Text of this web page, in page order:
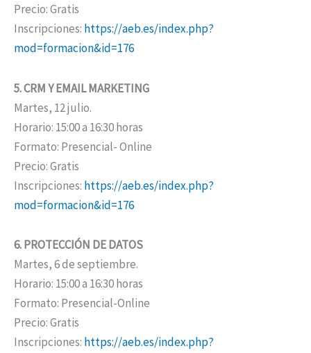
Precio: Gratis
Inscripciones: https://aeb.es/index.php?
mod=formacion&id=176
5. CRM Y EMAIL MARKETING
Martes, 12 julio.
Horario: 15:00 a 16:30 horas
Formato: Presencial- Online
Precio: Gratis
Inscripciones: https://aeb.es/index.php?
mod=formacion&id=176
6. PROTECCIÓN DE DATOS
Martes, 6 de septiembre.
Horario: 15:00 a 16:30 horas
Formato: Presencial-Online
Precio: Gratis
Inscripciones: https://aeb.es/index.php?